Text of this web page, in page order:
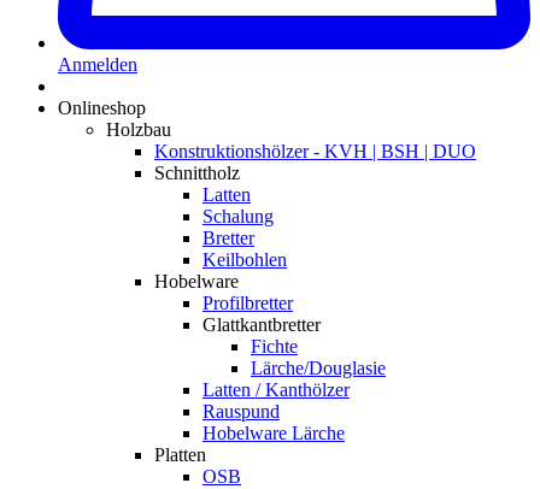
Anmelden
Onlineshop
Holzbau
Konstruktionshölzer - KVH | BSH | DUO
Schnittholz
Latten
Schalung
Bretter
Keilbohlen
Hobelware
Profilbretter
Glattkantbretter
Fichte
Lärche/Douglasie
Latten / Kanthölzer
Rauspund
Hobelware Lärche
Platten
OSB